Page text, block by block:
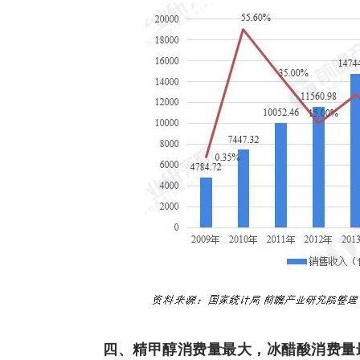
四、精甲醇消费量最大，冰醋酸消费量